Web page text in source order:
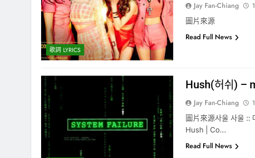
歌詞 LYRICS
Jay Fan-Chiang
圖片來源
Read Full News
Hush(허쉬) –
Jay Fan-Chiang
圖片來源사울 사울
Hush | Co…
Read Full News